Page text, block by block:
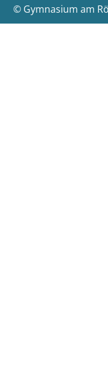
© Gymnasium am